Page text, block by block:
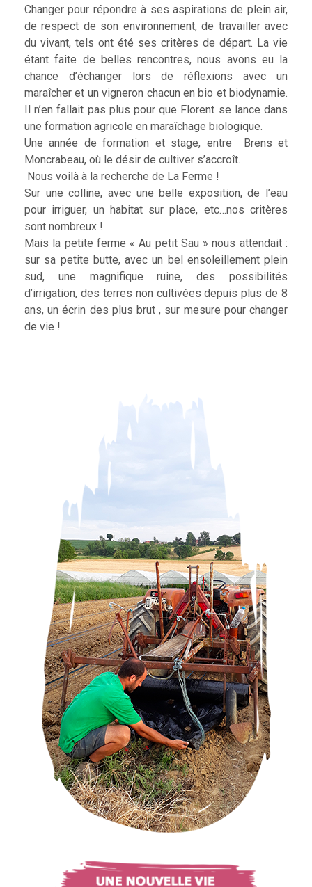
Changer pour répondre à ses aspirations de plein air,
de respect de son environnement, de travailler avec
du vivant, tels ont été ses critères de départ. La vie
étant faite de belles rencontres, nous avons eu la
chance d’échanger lors de réflexions avec un
maraîcher et un vigneron chacun en bio et biodynamie.
Il n’en fallait pas plus pour que Florent se lance dans
une formation agricole en maraîchage biologique.
Une année de formation et stage, entre Brens et
Moncrabeau, où le désir de cultiver s’accroît.
Nous voilà à la recherche de La Ferme !
Sur une colline, avec une belle exposition, de l’eau
pour irriguer, un habitat sur place, etc…nos critères
sont nombreux !
Mais la petite ferme « Au petit Sau » nous attendait :
sur sa petite butte, avec un bel ensoleillement plein
sud, une magnifique ruine, des possibilités
d’irrigation, des terres non cultivées depuis plus de 8
ans, un écrin des plus brut , sur mesure pour changer
de vie !